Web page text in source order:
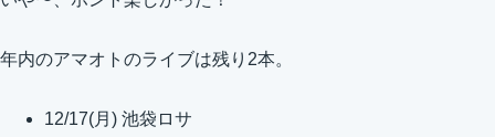
年内のアマオトのライブは残り2本。
12/17(月) 池袋ロサ